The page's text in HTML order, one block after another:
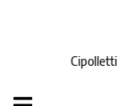
Cipolletti